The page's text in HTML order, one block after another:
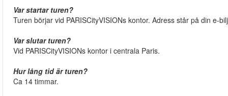
Var startar turen?
Turen börjar vid PARISCityVISIONs kontor. Adress står på din e-
Var slutar turen?
Vid PARISCityVISIONs kontor i centrala Paris.
Hur lång tid är turen?
Ca 14 timmar.